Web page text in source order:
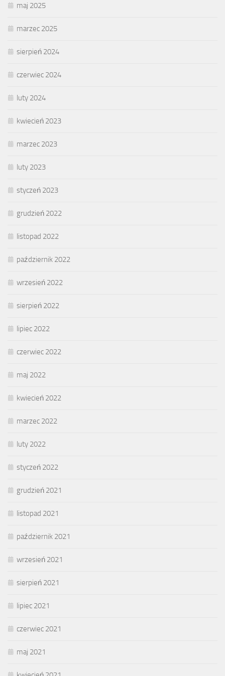
maj 2025
marzec 2025
sierpień 2024
czerwiec 2024
luty 2024
kwiecień 2023
marzec 2023
luty 2023
styczeń 2023
grudzień 2022
listopad 2022
październik 2022
wrzesień 2022
sierpień 2022
lipiec 2022
czerwiec 2022
maj 2022
kwiecień 2022
marzec 2022
luty 2022
styczeń 2022
grudzień 2021
listopad 2021
październik 2021
wrzesień 2021
sierpień 2021
lipiec 2021
czerwiec 2021
maj 2021